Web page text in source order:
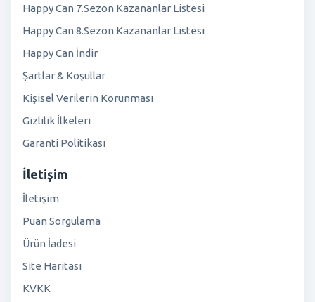
Happy Can 7.Sezon Kazananlar Listesi
Happy Can 8.Sezon Kazananlar Listesi
Happy Can İndir
Şartlar & Koşullar
Kişisel Verilerin Korunması
Gizlilik İlkeleri
Garanti Politikası
İletişim
İletişim
Puan Sorgulama
Ürün İadesi
Site Haritası
KVKK